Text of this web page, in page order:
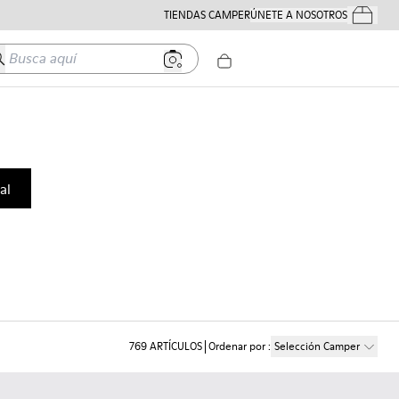
TIENDAS CAMPERÚNETE A NOSOTROSTus
aquí
769ARTÍCULOS Ordenar por: Selección Camper